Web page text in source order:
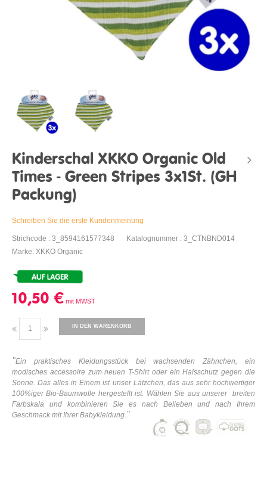
Kinderschal XKKO Organic Old
Times - Green Stripes 3x1St. (GH
Packung)
Schreiben Sie die erste Kundenmeinung
Strichcode : 3_8594161577348
Katalognummer : 3_CTNBND014
Marke: XKKO Organic
10,50 €
IN DEN WARENKORB
"Ein praktisches Kleidungsstück bei wachsenden Zähnchen, ein
modisches accessoire zum neuen T-Shirt oder ein Halsschutz gegen die
Sonne. Das alles in Einem ist unser Lätzchen, das aus sehr hochwertiger
100%iger Bio-Baumwolle hergestellt ist. Wählen Sie aus unserer breiten
Farbskala und kombinieren Sie es nach Belieben und nach Ihrem
Geschmack mit IhrerBabykleidung. "